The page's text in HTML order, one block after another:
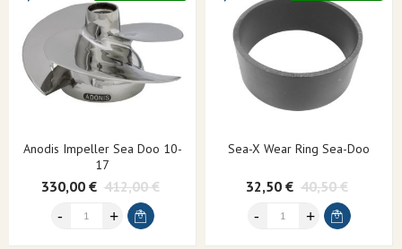
Anodis Impeller Sea Doo 10-
17
330,00 € 412,00 €
Sea-X Wear Ring Sea-Doo
32,50 € 40,50 €